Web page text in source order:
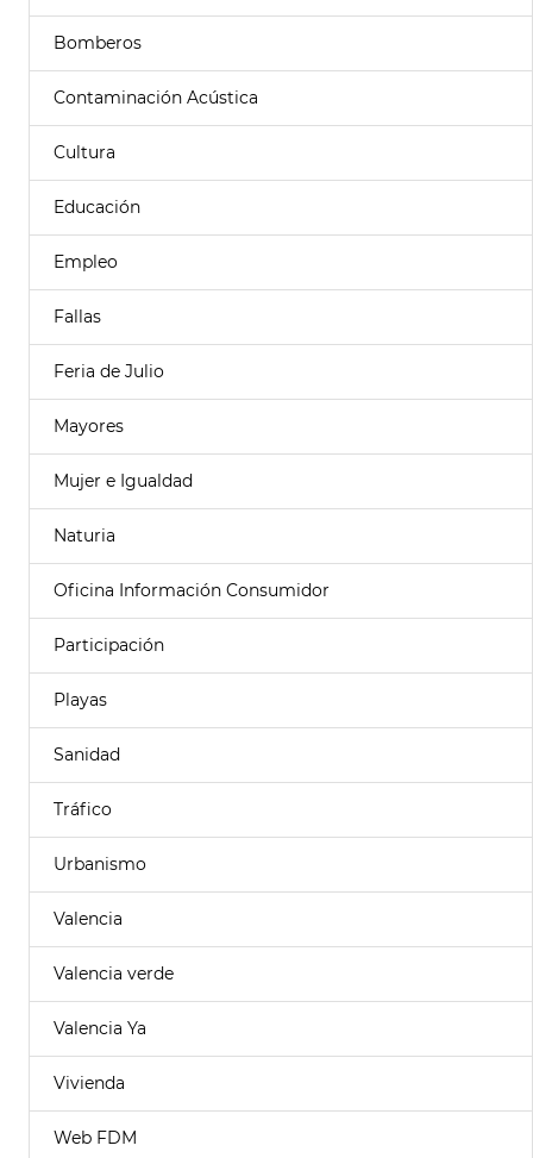
Bomberos
Contaminación Acústica
Cultura
Educación
Empleo
Fallas
Feria de Julio
Mayores
Mujer e Igualdad
Naturia
Oficina Información Consumidor
Participación
Playas
Sanidad
Tráfico
Urbanismo
Valencia
Valencia verde
Valencia Ya
Vivienda
Web FDM